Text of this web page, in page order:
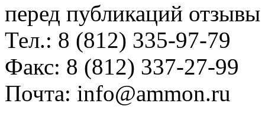
перед публикаций
Тел.: 8 (812) 335-97-79
Факс: 8 (812) 337-27-99
Почта: info@ammon.ru